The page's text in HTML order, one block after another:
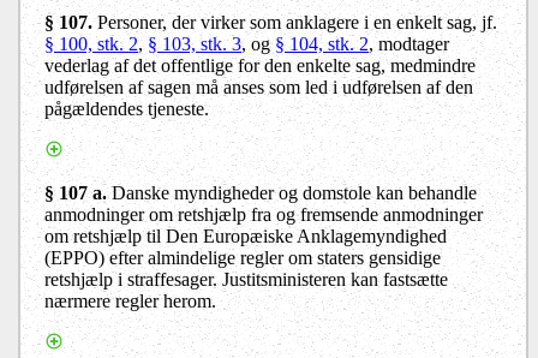
§ 107. Personer, der virker som anklagere i en enkelt sag, jf.
§ 100, stk. 2, § 103, stk. 3, og§ 104, stk. 2, modtager
vederlag af det offentlige for den enkelte sag, medmindre
udførelsen af sagen må anses som led i udførelsen af den
pågældendes tjeneste.
§ 107 a.Danske myndigheder og domstole kan behandle
anmodninger om retshjælp fra og fremsende anmodninger
om retshjælp til Den Europæiske Anklagemyndighed
(EPPO) efter almindelige regler om staters gensidige
retshjælp i straffesager. Justitsministeren kan fastsætte
nærmere regler herom.